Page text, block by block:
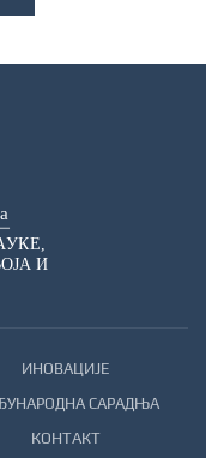
ИНОВАЦИЈЕ
САРАДЊА
КОНТАКТ